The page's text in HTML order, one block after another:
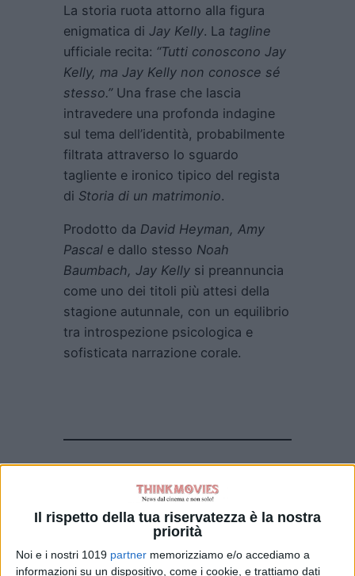
Il rispetto della tua riservatezza è la nostra
priorità
Noi e i nostri 1019 partner memorizziamo e/o accediamo a
informazioni su un dispositivo, come i cookie, e trattiamo dati
La storia ruota attorno alla figura
enigmatica di Jay Kelly. La tagline
ufficiale recita: “Tutti conoscono Jay
Kelly, ma Jay Kelly non conosce sé
stesso.”Una frase che lascia
intravedere una profonda indagine
sul tema dell’identità, probabilmente
filtrata attraverso lo sguardo
tagliente e ironico tipico del regista
di Storia di un matrimonio.
Prodotto da David Heyman, Amy
Pascal e dallo stesso Noah
Baumbach, Jay Kelly si preannuncia
come uno dei titoli più attesi della
stagione autunnale, con un equilibrio
tra introspezione psicologica e
sofisticata narrazione corale.
Emanuela Giuliani